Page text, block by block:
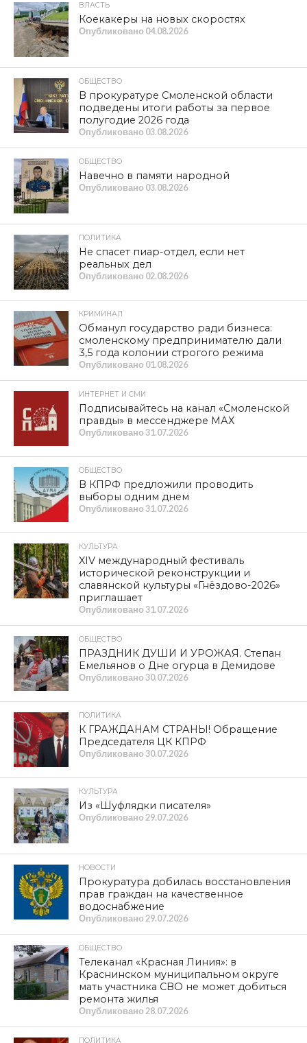
ВЛАСТЬ
Коекакеры на новых скоростях
Опубликовано 04.08.2026
ОБЩЕСТВО
В прокуратуре Смоленской области
подведены итоги работы за первое
полугодие 2026 года
Опубликовано 03.08.2026
ОБЩЕСТВО
Навечно в памяти народной
Опубликовано 03.08.2026
ПОЛИТИКА
Не спасет пиар-отдел, если нет
реальных дел
Опубликовано 02.08.2026
КРИМИНАЛ
Обманул государство ради бизнеса:
смоленскому предпринимателю дали
3,5 года колонии строгого режима
Опубликовано 01.08.2026
ИНТЕРНЕТ И СМИ
Подписывайтесь на канал «Смоленской
правды» в мессенджере МАХ
Опубликовано31.07.2026
ОБЩЕСТВО
В КПРФ предложили проводить
выборы одним днем
Опубликовано31.07.2026
КУЛЬТУРА
XIV международный фестиваль
исторической реконструкции и
славянской культуры «Гнёздово-2026»
приглашает
Опубликовано31.07.2026
ОБЩЕСТВО
ПРАЗДНИК ДУШИ И УРОЖАЯ. Степан
Емельянов о Дне огурца в Демидове
Опубликовано30.07.2026
ПОЛИТИКА
К ГРАЖДАНАМ СТРАНЫ! Обращение
Председателя ЦК КПРФ
Опубликовано30.07.2026
КУЛЬТУРА
Из «Шуфлядки писателя»
Опубликовано29.07.2026
НОВОСТИ
Прокуратура добилась восстановления
прав граждан на качественное
водоснабжение
Опубликовано29.07.2026
ОБЩЕСТВО
Телеканал «Красная Линия»: в
Краснинском муниципальном округе
мать участника СВО не может добиться
ремонта жилья
Опубликовано28.07.2026
ПОЛИТИКА